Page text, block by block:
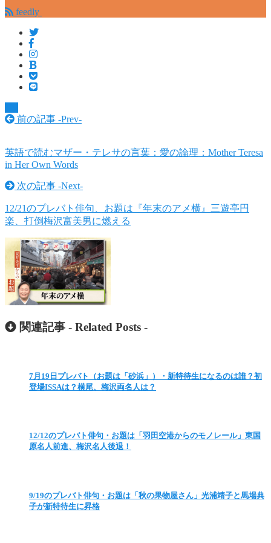
feedly
前の記事 -Prev-
英語で読むマザー・テレサの言葉：愛の論理：Mother Teresa
in Her Own Words
次の記事 -Next-
12/21のプレバト俳句、お題は『年末のアメ横』三遊亭円
楽、打倒梅沢富美男に燃える
関連記事 - Related Posts -
7月19日プレバト（お題は「砂浜」）・新特待生になるのは誰？初
登場ISSAは？横尾、梅沢両名人は？
12/12のプレバト俳句・お題は「羽田空港からのモノレール」東国
原名人前進、梅沢名人後退！
9/19のプレバト俳句・お題は「秋の果物屋さん」光浦靖子と馬場典
子が新特待生に昇格